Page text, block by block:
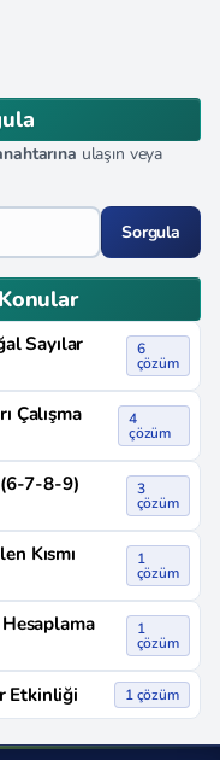
ulaşın veya
Sorgula
Sayılar
6
çözüm
Çalışma
4
çözüm
(6-7-8-9)
3
çözüm
Kısmı
1
çözüm
1
çözüm
Etkinliği 1 çözüm